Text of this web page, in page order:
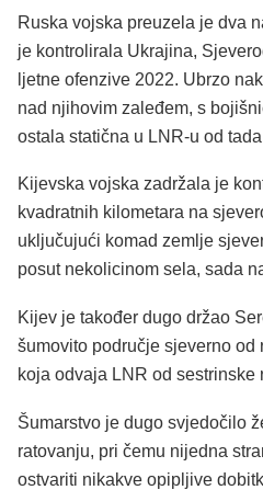
Ruska vojska preuzela je dva
je kontrolirala Ukrajina,
ljetne ofenzive 2022. Ubrzo
nad njihovim zaleđem, s
ostala statična u LNR-u od
Kijevska vojska zadržala je
kvadratnih kilometara na
uključujući komad zemlje
posut nekolicinom sela, sada
Kijev je također dugo držao
šumovito područje sjeverno od
koja odvaja LNR od sestrinske
Šumarstvo je dugo svjedočilo
ratovanju, pri čemu nijedna
ostvariti nikakve opipljive